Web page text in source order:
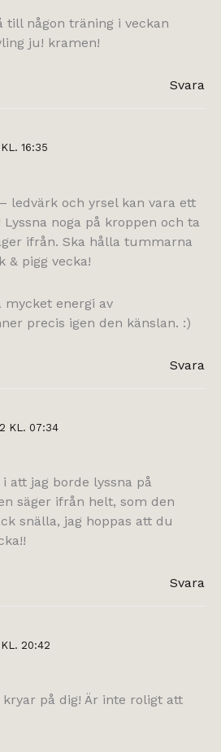
till någon träning i veckan
ju! kramen!
Svara
16:35
ledvärk och yrsel kan vara ett
noga på kroppen och ta
ifrån. Ska hålla tummarna
pigg vecka!
energi av
precis igen den känslan. :)
Svara
KL. 07:34
att jag borde lyssna på
säger ifrån helt, som den
snälla, jag hoppas att du
Svara
KL. 20:42
på dig! Är inte roligt att